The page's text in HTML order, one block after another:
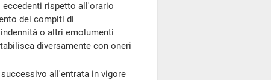
rispetto all'orario
dei compiti di
o altri emolumenti
diversamente con oneri
all'entrata in vigore